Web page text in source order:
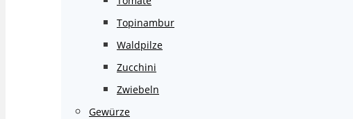
Topinambur
Waldpilze
Zucchini
Zwiebeln
Gewürze